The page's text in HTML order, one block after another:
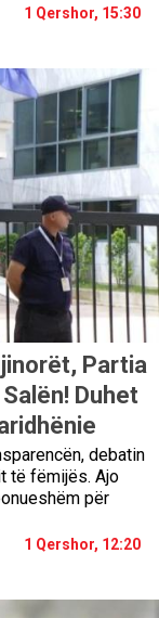
1 Qershor, 15:30
Partia
Duhet
debatin
të fëmijës. Ajo
për
1 Qershor, 12:20